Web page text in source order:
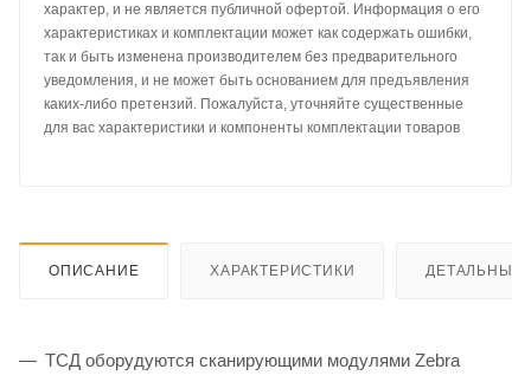
характер, и не является публичной офертой. Информация о его
характеристиках и комплектации может как содержать ошибки,
так и быть изменена производителем без предварительного
уведомления, и не может быть основанием для предъявления
каких-либо претензий. Пожалуйста, уточняйте существенные
для вас характеристики и компоненты комплектации товаров
ОПИСАНИЕ ХАРАКТЕРИСТИКИ ДЕТАЛЬНЫЕ
ТСД оборудуются сканирующими модулями Zebra